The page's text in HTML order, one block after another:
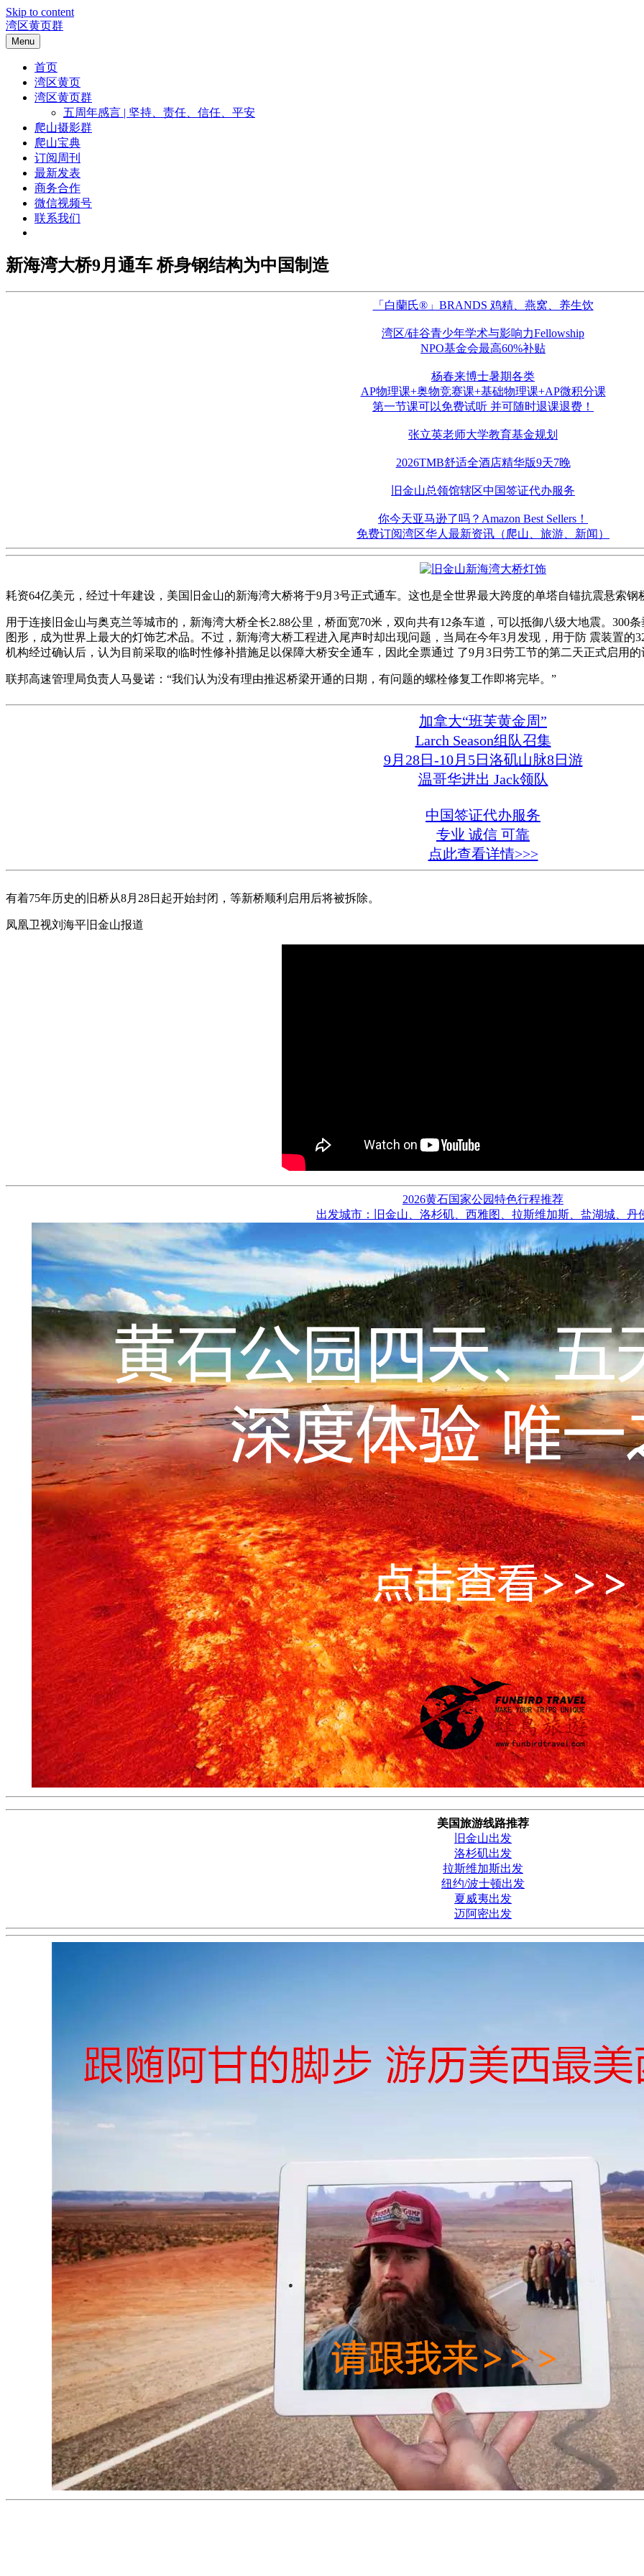
Skip to content
湾区黄页群
Menu
首页
湾区黄页
湾区黄页群
五周年感言 | 坚持、责任、信任、平安
爬山摄影群
爬山宝典
订阅周刊
最新发表
商务合作
微信视频号
联系我们
新海湾大桥9月通车 桥身钢结构为中国制造
「白蘭氏®」BRANDS 鸡精、燕窝、养生饮
湾区/硅谷青少年学术与影响力Fellowship
NPO基金会最高60%补贴
杨春来博士暑期各类
AP物理课+奥物竞赛课+基础物理课+AP微积分课
第一节课可以免费试听 并可随时退课退费！
张立英老师大学教育基金规划
2026TMB舒适全酒店精华版9天7晚
旧金山总领馆辖区中国签证代办服务
你今天亚马逊了吗？Amazon Best Sellers！
免费订阅湾区华人最新资讯（爬山、旅游、新闻）
耗资64亿美元，经过十年建设，美国旧金山的新海湾大桥将于9月3号正式通车。这也是全世界最大跨度的单塔自锚抗震悬索
用于连接旧金山与奥克兰等城市的，新海湾大桥全长2.88公里，桥面宽70米，双向共有12条车道，可以抵御八级大地震。300
图形，成为世界上最大的灯饰艺术品。不过，新海湾大桥工程进入尾声时却出现问题，当局在今年3月发现，用于防 震装置
机构经过确认后，认为目前采取的临时性修补措施足以保障大桥安全通车，因此全票通过 了9月3日劳工节的第二天正式启用的
联邦高速管理局负责人马曼诺：“我们认为没有理由推迟桥梁开通的日期，有问题的螺栓修复工作即将完毕。”
加拿大“班芙黄金周”
Larch Season组队召集
9月28日-10月5日洛矶山脉8日游
温哥华进出 Jack领队
中国签证代办服务
专业 诚信 可靠
点此查看详情>>>
有着75年历史的旧桥从8月28日起开始封闭，等新桥顺利启用后将被拆除。
凤凰卫视刘海平旧金山报道
2026黄石国家公园特色行程推荐
出发城市：旧金山、洛杉矶、西雅图、拉斯维加斯、盐湖城、丹
美国旅游线路推荐
旧金山出发
洛杉矶出发
拉斯维加斯出发
纽约/波士顿出发
夏威夷出发
迈阿密出发